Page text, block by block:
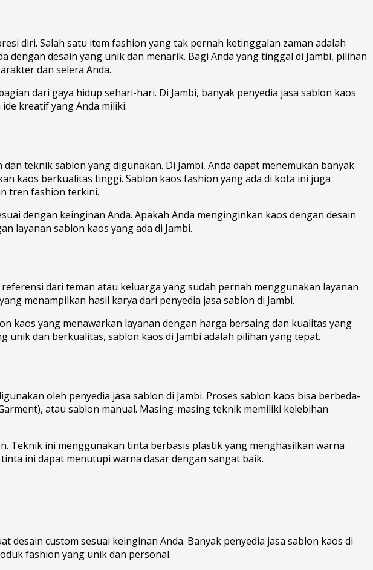
diri. Salah satu item fashion yang tak pernah ketinggalan zaman adalah
desain yang unik dan menarik. Bagi Anda yang tinggal di Jambi, pilihan
dan selera Anda.
dari gaya hidup sehari-hari. Di Jambi, banyak penyedia jasa sablon kaos
kreatif yang Anda miliki.
teknik sablon yang digunakan. Di Jambi, Anda dapat menemukan banyak
kaos berkualitas tinggi. Sablon kaos fashion yang ada di kota ini juga
tren fashion terkini.
dengan keinginan Anda. Apakah Anda menginginkan kaos dengan desain
layanan sablon kaos yang ada di Jambi.
dari teman atau keluarga yang sudah pernah menggunakan layanan
menampilkan hasil karya dari penyedia jasa sablon di Jambi.
kaos yang menawarkan layanan dengan harga bersaing dan kualitas yang
dan berkualitas, sablon kaos di Jambi adalah pilihan yang tepat.
oleh penyedia jasa sablon di Jambi. Proses sablon kaos bisa berbeda-
atau sablon manual. Masing-masing teknik memiliki kelebihan
Teknik ini menggunakan tinta berbasis plastik yang menghasilkan warna
ini dapat menutupi warna dasar dengan sangat baik.
custom sesuai keinginan Anda. Banyak penyedia jasa sablon kaos di
fashion yang unik dan personal.